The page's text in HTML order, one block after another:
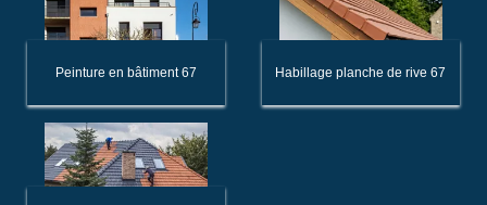
Peinture en bâtiment 67 Habillage planche de rive 67